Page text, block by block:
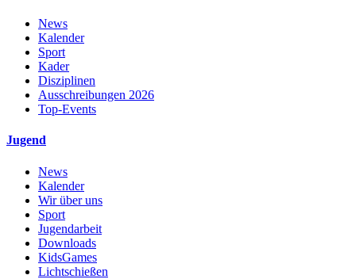
News
Kalender
Sport
Kader
Disziplinen
Ausschreibungen 2026
Top-Events
Jugend
News
Kalender
Wir über uns
Sport
Jugendarbeit
Downloads
KidsGames
Lichtschießen